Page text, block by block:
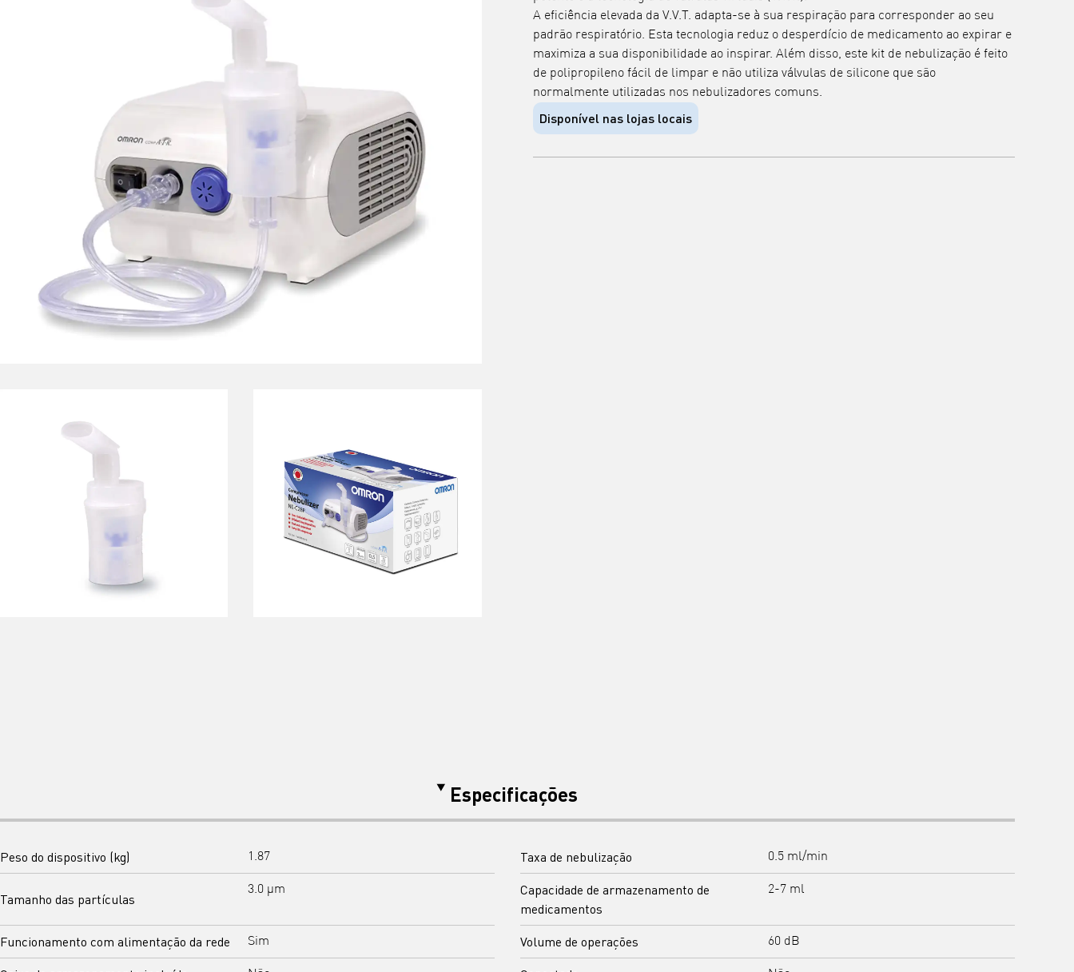
A eficiência elevada da V.V.T. adapta-se à sua respiração para corresponder ao seu
padrão respiratório. Esta tecnologia reduz o desperdício de medicamento ao expirar e
maximiza a sua disponibilidade ao inspirar. Além disso, este kit de nebulização é feito
de polipropileno fácil de limpar e não utiliza válvulas de silicone que são
normalmente utilizadas nos nebulizadores comuns.
Disponível nas lojas locais
Especificações
Peso do dispositivo (kg) 1.87 Taxa de nebulização 0.5 ml/min
Tamanho das partículas
3.0 μm
Capacidade de armazenamento de
medicamentos
2-7 ml
Funcionamento com alimentação da rede Sim Volume de operações 60 dB